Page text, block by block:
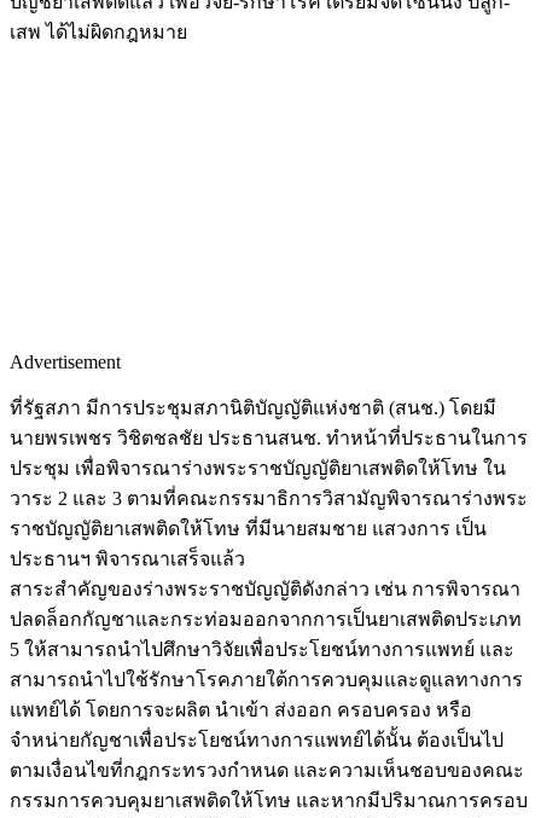
เสพ ได้ไม่ผิดกฎหมาย
Advertisement
ที่รัฐสภา มีการประชุมสภานิติบัญญัติแห่งชาติ (สนช.) โดยมี
นายพรเพชร วิชิตชลชัย ประธานสนช. ทำหน้าที่ประธานในการ
ประชุม เพื่อพิจารณาร่างพระราชบัญญัติยาเสพติดให้โทษ ใน
วาระ 2 และ 3 ตามที่คณะกรรมาธิการวิสามัญพิจารณาร่างพระ
ราชบัญญัติยาเสพติดให้โทษ ที่มีนายสมชาย แสวงการ เป็น
ประธานฯ พิจารณาเสร็จแล้ว
สาระสำคัญของร่างพระราชบัญญัติดังกล่าว เช่น การพิจารณา
ปลดล็อกกัญชาและกระท่อมออกจากการเป็นยาเสพติดประเภท
5 ให้สามารถนำไปศึกษาวิจัยเพื่อประโยชน์ทางการแพทย์ และ
สามารถนำไปใช้รักษาโรคภายใต้การควบคุมและดูแลทางการ
แพทย์ได้ โดยการจะผลิต นำเข้า ส่งออก ครอบครอง หรือ
จำหน่ายกัญชาเพื่อประโยชน์ทางการแพทย์ได้นั้น ต้องเป็นไป
ตามเงื่อนไขที่กฎกระทรวงกำหนด และความเห็นชอบของคณะ
กรรมการควบคุมยาเสพติดให้โทษ และหากมีปริมาณการครอบ